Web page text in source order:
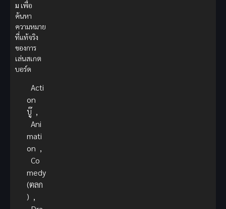
ม เพื่อ
ค้นหา
ความหมาย
ที่แท้จริง
ของการ
เล่นสเกต
บอร์ด
Acti
on
บู๊ ,
Ani
mati
on ,
Co
medy
(ตลก
) ,